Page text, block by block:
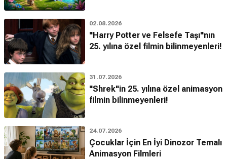
02.08.2026
"Harry Potter ve Felsefe Taşı"nın
25. yılına özel filmin bilinmeyenleri!
31.07.2026
"Shrek"in 25. yılına özel animasyon
filmin bilinmeyenleri!
24.07.2026
Çocuklar İçin En İyi Dinozor Temalı
Animasyon Filmleri